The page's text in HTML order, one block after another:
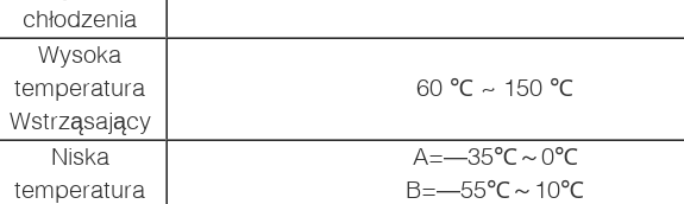
chłodzenia
Wysoka
temperatura
Wstrząsający
60 ℃ ~ 150 ℃
Niska
temperatura
A=―35℃～0℃
B=―55℃～10℃